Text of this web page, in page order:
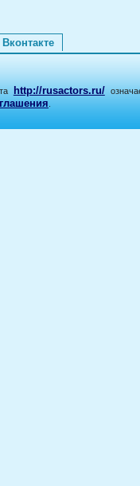
Вконтакте
http://rusactors.ru/